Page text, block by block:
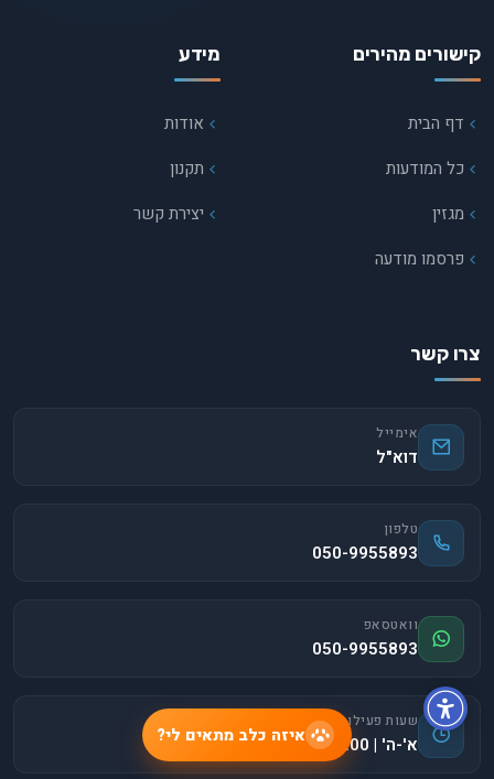
קישורים מהירים
דף הבית
כל המודעות
מגזין
פרסמו מודעה
מידע
אודות
תקנון
יצירת קשר
צרו קשר
אימייל
דוא"ל
טלפון
050-9955893
וואטסאפ
050-9955893
שעות פעילות
א'-ה' | 9:00-18:00 איזה כלב מתאים לי?